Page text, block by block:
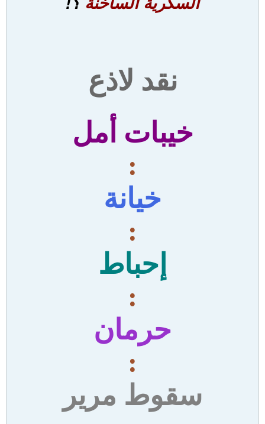
نقد لاذع
خيبات أمل
:
خيانة
:
إحباط
:
حرمان
:
سقوط مرير